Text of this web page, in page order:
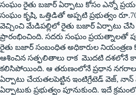
సంఘం రైతు బజార్‌ ఏర్పాటు కోసం ఎన్నో
సంఘం కృషి, ఒత్తిడితో అప్పటి ప్రభుత్వం
వెచ్చించి మేడిపల్లిలో రైతు బజార్‌ ఏర్పాటు చేసి
ప్రారంభించింది. సదరు సంఘం ప్రయత్నాలతో
రైతు బజార్‌ ‌సంబంధిత అధికారుల నియంత్రణ
ఆశించిన సత్ఫలితాలు రాక మొదటి దశలోనే
కలిసిపోయింది. ఆ తరుణంలోనే ప్రధాన
ఏర్పాటు చేయతలపెట్టిన ఇంటిగ్రేటెడ్‌ ‌వెజ్‌, ‌నాన్‌
ఏర్పాటుకు ప్రభుత్వం పూనుకుంది. ఇదే